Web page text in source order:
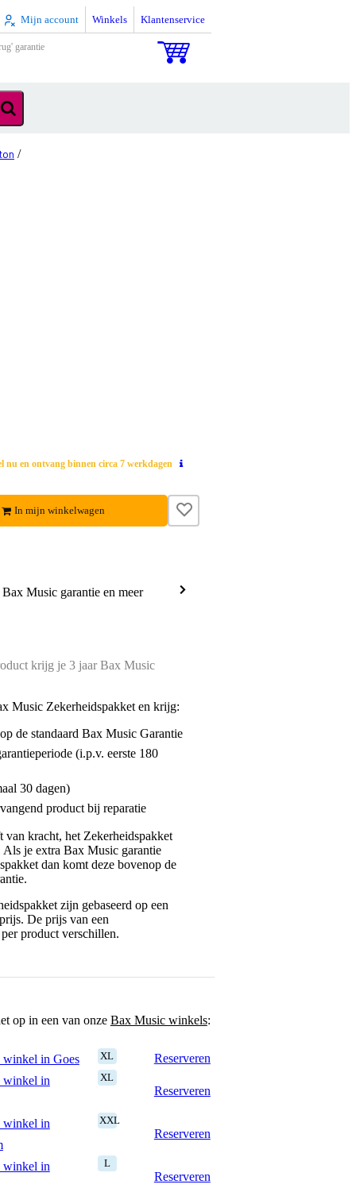
Mijn account Winkels Klantenservice
garantie
/
nu en ontvang binnen circa 7 werkdagen
In mijn winkelwagen
Music garantie en meer
krijg je 3 jaar Bax Music
Music Zekerheidspakket en krijg:
de standaard Bax Music Garantie
(i.p.v. eerste 180
30 dagen)
product bij reparatie
kracht, het Zekerheidspakket
je extra Bax Music garantie
dan komt deze bovenop de
zijn gebaseerd op een
De prijs van een
product verschillen.
op in een van onze Bax Music winkels:
in Goes XL
Reserveren
winkel in
XL
Reserveren
winkel in
XXL
Reserveren
winkel in
L
Reserveren